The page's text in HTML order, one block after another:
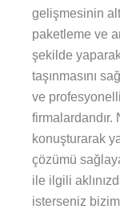
gelişmesinin
paketleme ve
şekilde
taşınmasını
ve
firmalardandır.
konuşturarak
çözümü
ile ilgili
isterseniz